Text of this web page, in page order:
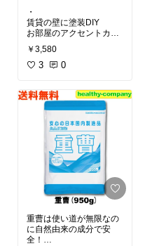
・
賃貸の壁に塗装DIY
お部屋のアクセントカラ
ーが欲しくて、モスグリ
ーン色をのせてみた。
雰囲気がガラリと変わっ
本当にいい色ばかりで迷
ったけど、この色選んで
288の色番です。
賃貸だったら、塗装用の
壁紙とセットで購入する
#プチリフォーム
#模様替え
￥3,580
3 0
重曹は使い道が無限なの
に自然由来の成分で安
全！